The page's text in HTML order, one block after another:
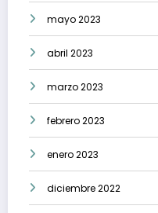
mayo 2023
abril 2023
marzo 2023
febrero 2023
enero 2023
diciembre 2022